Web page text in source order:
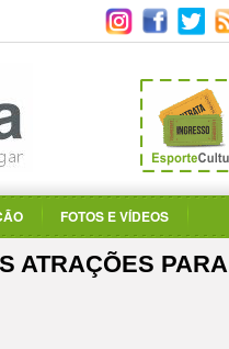
FOTOS E VÍDEOS
ATRAÇÕES PARA